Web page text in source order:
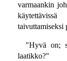
varmaankin
taivuttamiseksi
"Hyvä on;
laatikko?"